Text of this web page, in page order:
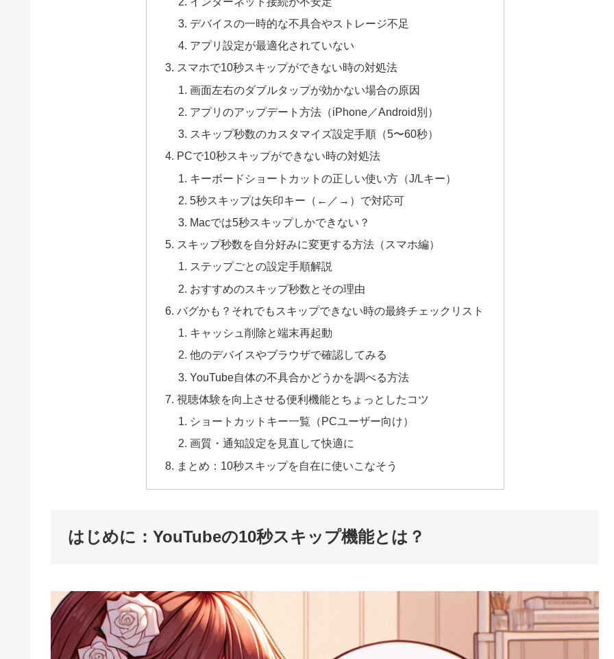
デバイスの一時的な不具合やストレージ不足
アプリ設定が最適化されていない
スマホで10秒スキップができない時の対処法
画面左右のダブルタップが効かない場合の原因
アプリのアップデート方法（iPhone／Android別）
スキップ秒数のカスタマイズ設定手順（5〜60秒）
PCで10秒スキップができない時の対処法
キーボードショートカットの正しい使い方（J/Lキー）
5秒スキップは矢印キー（←／→）で対応可
Macでは5秒スキップしかできない？
スキップ秒数を自分好みに変更する方法（スマホ編）
ステップごとの設定手順解説
おすすめのスキップ秒数とその理由
バグかも？それでもスキップできない時の最終チェックリスト
キャッシュ削除と端末再起動
他のデバイスやブラウザで確認してみる
YouTube自体の不具合かどうかを調べる方法
視聴体験を向上させる便利機能とちょっとしたコツ
ショートカットキー一覧（PCユーザー向け）
画質・通知設定を見直して快適に
まとめ：10秒スキップを自在に使いこなそう
はじめに：YouTubeの10秒スキップ機能とは？